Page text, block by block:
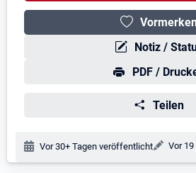
Vormerken
Notiz /
PDF /
Teilen
Veröffentlichungsdatum:
Vor 30+ Tagen veröffentlicht Vor